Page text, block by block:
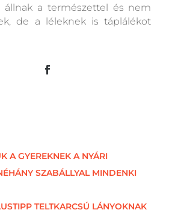
állnak a természettel és nem
de a léleknek is táplálékot
A GYEREKNEK A NYÁRI
SZABÁLLYAL MINDENKI
TELTKARCSÚ LÁNYOKNAK